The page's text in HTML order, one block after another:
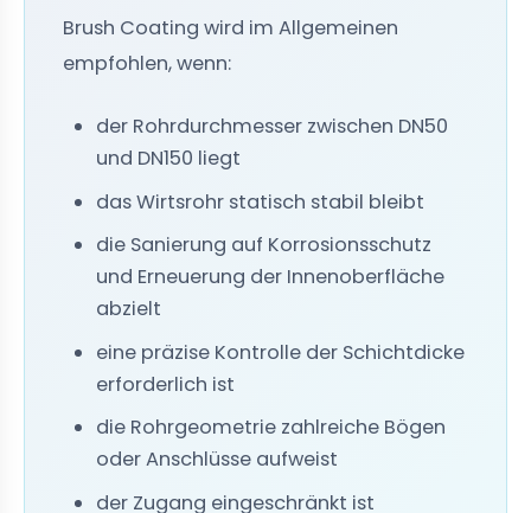
Brush Coating wird im Allgemeinen
empfohlen, wenn:
der Rohrdurchmesser zwischen DN50
und DN150 liegt
das Wirtsrohr statisch stabil bleibt
die Sanierung auf Korrosionsschutz
und Erneuerung der Innenoberfläche
abzielt
eine präzise Kontrolle der Schichtdicke
erforderlich ist
die Rohrgeometrie zahlreiche Bögen
oder Anschlüsse aufweist
der Zugang eingeschränkt ist